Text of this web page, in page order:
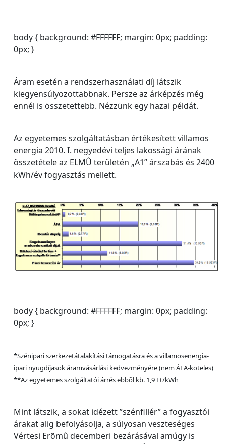
body { background: #FFFFFF; margin: 0px; padding:
0px; }
Áram esetén a rendszerhasználati díj látszik
kiegyensúlyozottabbnak. Persze az árképzés még
ennél is összetettebb. Nézzünk egy hazai példát.
Az egyetemes szolgáltatásban értékesített villamos
energia 2010. I. negyedévi teljes lakossági árának
összetétele az ELMÛ területén „A1” árszabás és 2400
kWh/év fogyasztás mellett.
body { background: #FFFFFF; margin: 0px; padding:
0px; }
*Szénipari szerkezetátalakítási támogatásra és a villamosenergia-
ipari nyugdíjasok áramvásárlási kedvezményére (nem ÁFA-köteles)
**Az egyetemes szolgáltatói árrés ebbõl kb. 1,9 Ft/kWh
Mint látszik, a sokat idézett ”szénfillér” a fogyasztói
árakat alig befolyásolja, a súlyosan veszteséges
Vértesi Erõmû decemberi bezárásával amúgy is